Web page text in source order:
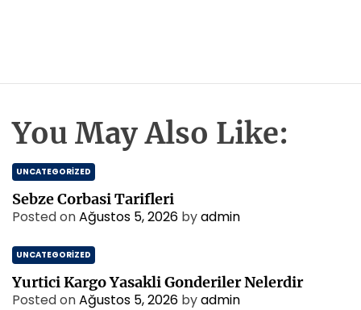
You May Also Like:
UNCATEGORIZED
Sebze Corbasi Tarifleri
Posted onAğustos 5, 2026 byadmin
UNCATEGORIZED
Yurtici Kargo Yasakli Gonderiler Nelerdir
Posted onAğustos 5, 2026 byadmin